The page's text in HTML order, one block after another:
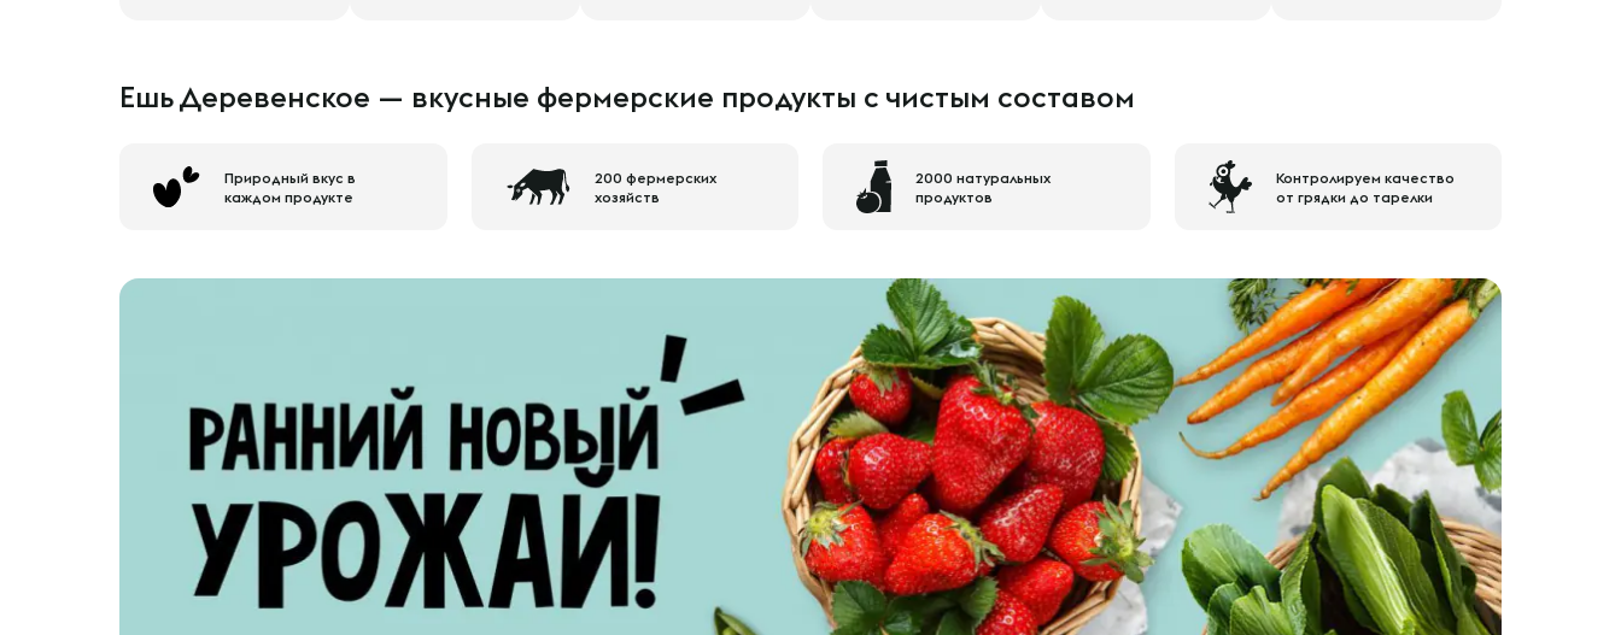
Ешь Деревенское — вкусные фермерские продукты с чистым составом
Природный вкус в
каждом продукте
200 фермерских
хозяйств
2000 натуральных
продуктов
Контролируем качество
от грядки до тарелки